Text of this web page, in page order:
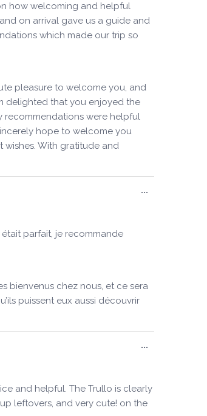
how welcoming and helpful
on arrival gave us a guide and
which made our trip so
pleasure to welcome you, and
delighted that you enjoyed the
recommendations were helpful
hope to welcome you
wishes. With gratitude and
parfait, je recommande
bienvenus chez nous, et ce sera
puissent eux aussi découvrir
...
and helpful. The Trullo is clearly
leftovers, and very cute! on the
...
méta.